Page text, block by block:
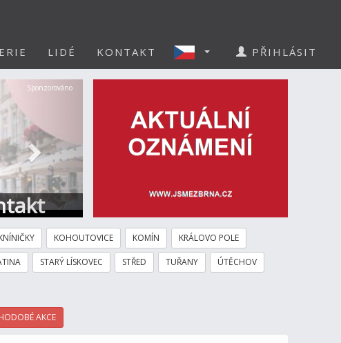
LIDÉ KONTAKT PŘIHLÁSIT
Další
Sponzorováno
KOHOUTOVICE KOMÍN KRÁLOVO POLE
STARÝ LÍSKOVEC STŘED TUŘANY ÚTĚCHOV
AKCE